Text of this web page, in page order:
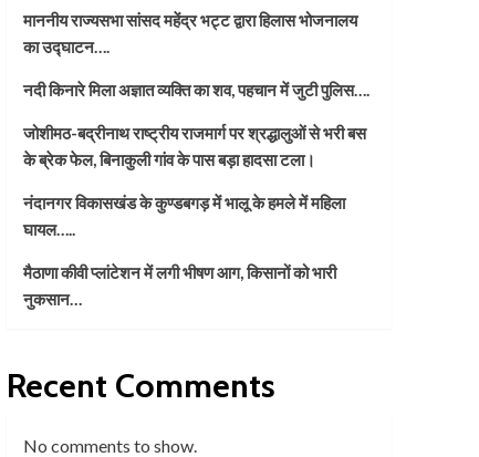
2
उत्तराखण्ड रुद्रप्रयाग
3
उत्तराखण्ड
जोशीमठ-बद्रीनाथ राष्ट्रीय
राजमार्ग पर श्रद्धालुओं से भरी बस
के ब्रेक फेल, बिनाकुली गांव के
पास बड़ा हादसा टला।
उत्तराखण्ड चमोली
माननीय राज्यसभा सांसद महेंद्र भट्ट द्वारा हिलास भोजनालय
का उद्घाटन….
नदी किनारे मिला अज्ञात व्यक्ति का शव, पहचान में जुटी पुलिस….
जोशीमठ-बद्रीनाथ राष्ट्रीय राजमार्ग पर श्रद्धालुओं से भरी बस
के ब्रेक फेल, बिनाकुली गांव के पास बड़ा हादसा टला।
नंदानगर विकासखंड के कुण्डबगड़ में भालू के हमले में महिला
घायल…..
मैठाणा कीवी प्लांटेशन में लगी भीषण आग, किसानों को भारी
नुकसान…
Recent Comments
No comments to show.